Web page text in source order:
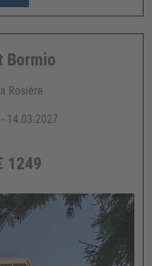
Bormio
Rosière
14.03.2027
1249